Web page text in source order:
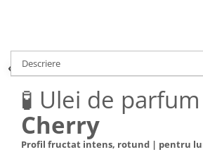
Descriere
🧪 Ulei de parfum
Cherry
Profil fructat intens, rotund | pentru